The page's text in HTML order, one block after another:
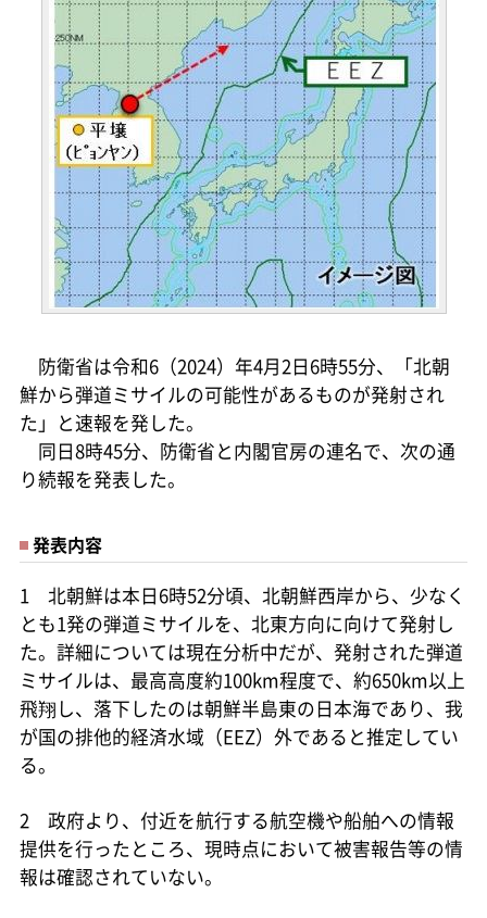
防衛省は令和6（2024）年4月2日6時55分、「北朝
鮮から弾道ミサイルの可能性があるものが発射され
た」と速報を発した。
同日8時45分、防衛省と内閣官房の連名で、次の通
り続報を発表した。
発表内容
1 北朝鮮は本日6時52分頃、北朝鮮西岸から、少なく
とも1発の弾道ミサイルを、北東方向に向けて発射し
た。詳細については現在分析中だが、発射された弾道
ミサイルは、最高高度約100km程度で、約650km以上
飛翔し、落下したのは朝鮮半島東の日本海であり、我
が国の排他的経済水域（EEZ）外であると推定してい
る。
2 政府より、付近を航行する航空機や船舶への情報
提供を行ったところ、現時点において被害報告等の情
報は確認されていない。